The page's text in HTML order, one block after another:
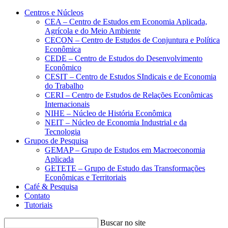
Conteúdo principal Menu principal
Centros e Núcleos
CEA – Centro de Estudos em Economia Aplicada,
Agrícola e do Meio Ambiente
CECON – Centro de Estudos de Conjuntura e Política
Econômica
CEDE – Centro de Estudos do Desenvolvimento
Econômico
CESIT – Centro de Estudos SIndicais e de Economia
do Trabalho
CERI – Centro de Estudos de Relações Econômicas
Internacionais
NIHE – Núcleo de História Econômica
NEIT – Núcleo de Economia Industrial e da
Tecnologia
Grupos de Pesquisa
GEMAP – Grupo de Estudos em Macroeconomia
Aplicada
GETETE – Grupo de Estudo das Transformações
Econômicas e Territoriais
Café & Pesquisa
Contato
Tutoriais
Buscar no site